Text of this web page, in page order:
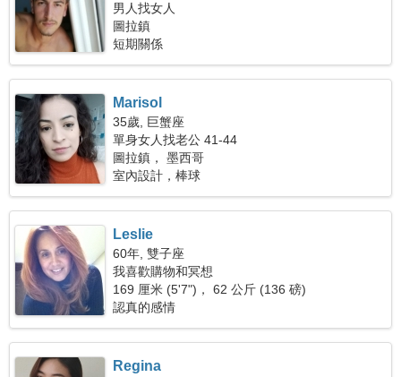
男人找女人
圖拉鎮
短期關係
Marisol
35歲, 巨蟹座
單身女人找老公 41-44
圖拉鎮， 墨西哥
室內設計，棒球
Leslie
60年, 雙子座
我喜歡購物和冥想
169 厘米 (5'7")， 62 公斤 (136 磅)
認真的感情
Regina